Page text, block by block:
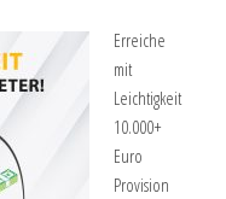
Erreiche
mit
Leichtigkeit
10.000+
Euro
Provision